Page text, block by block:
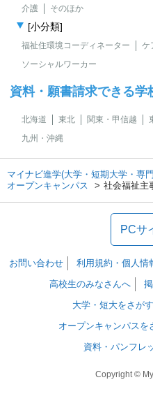
介護 そのほか
[小分類]
福祉住環境コーディネーター ケ
ソーシャルワーカー
資料・願書請求できる学
北海道 東北 関東・甲信越
九州・沖縄
マイナビ進学(大学・短期大学・専
オープンキャンパス
社会福祉主
PCサ
お問い合わせ 利用規約・個人情
高校生のみなさんへ
大学・短大をさがす
オープンキャンパスを
資料・パンフレ
Copyright ©